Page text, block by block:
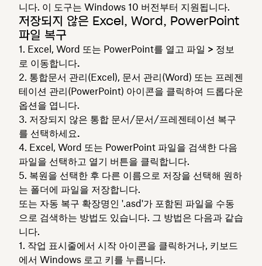
니다. 이 도구는 Windows 10 버전부터 지원됩니다.
저장되지 않은 Excel, Word, PowerPoint
파일 복구
Excel, Word 또는 PowerPoint를 열고 파일 > 정보
로 이동합니다.
통합문서 관리(Excel), 문서 관리(Word) 또는 프레젠
테이션 관리(PowerPoint) 아이콘을 클릭하여 드롭다운
옵션을 엽니다.
저장되지 않은 통합 문서/문서/프레젠테이션 복구
를 선택하세요.
Excel, Word 또는 PowerPoint 파일을 검색한 다음
파일을 선택하고 열기 버튼을 클릭합니다.
복원을 선택한 후 다른 이름으로 저장을 선택해 원하
는 폴더에 파일을 저장합니다.
또는 자동 복구 확장명인 '.asd'가 포함된 파일을 수동
으로 검색하는 방법도 있습니다. 그 방법은 다음과 같습
니다.
작업 표시줄에서 시작 아이콘을 클릭하거나, 키보드
에서 Windows 로고 키를 누릅니다.